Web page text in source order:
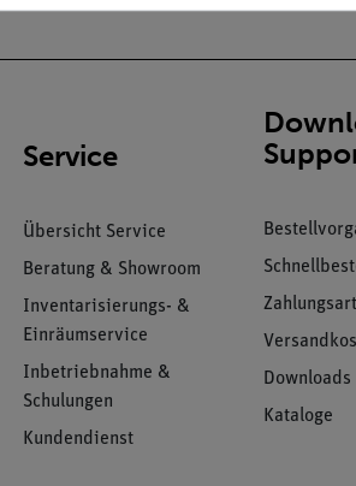
Service
Übersicht Service
Beratung & Showroom
Inventarisierungs- &
Einräumservice
Inbetriebnahme &
Schulungen
Kundendienst
Downloads
Kataloge